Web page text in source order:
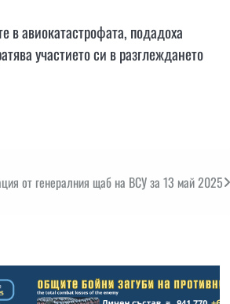
в авиокатастрофата, подадоха
участието си в разглеждането
от генералния щаб на ВСУ за 13 май 2025